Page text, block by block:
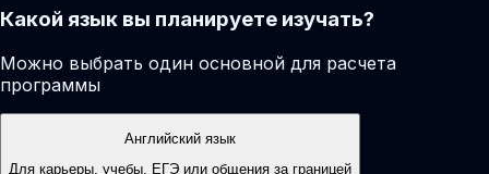
Какой язык вы планируете изучать?
Можно выбрать один основной для расчета
программы
Английский язык
Для карьеры, учебы, ЕГЭ или общения за границей